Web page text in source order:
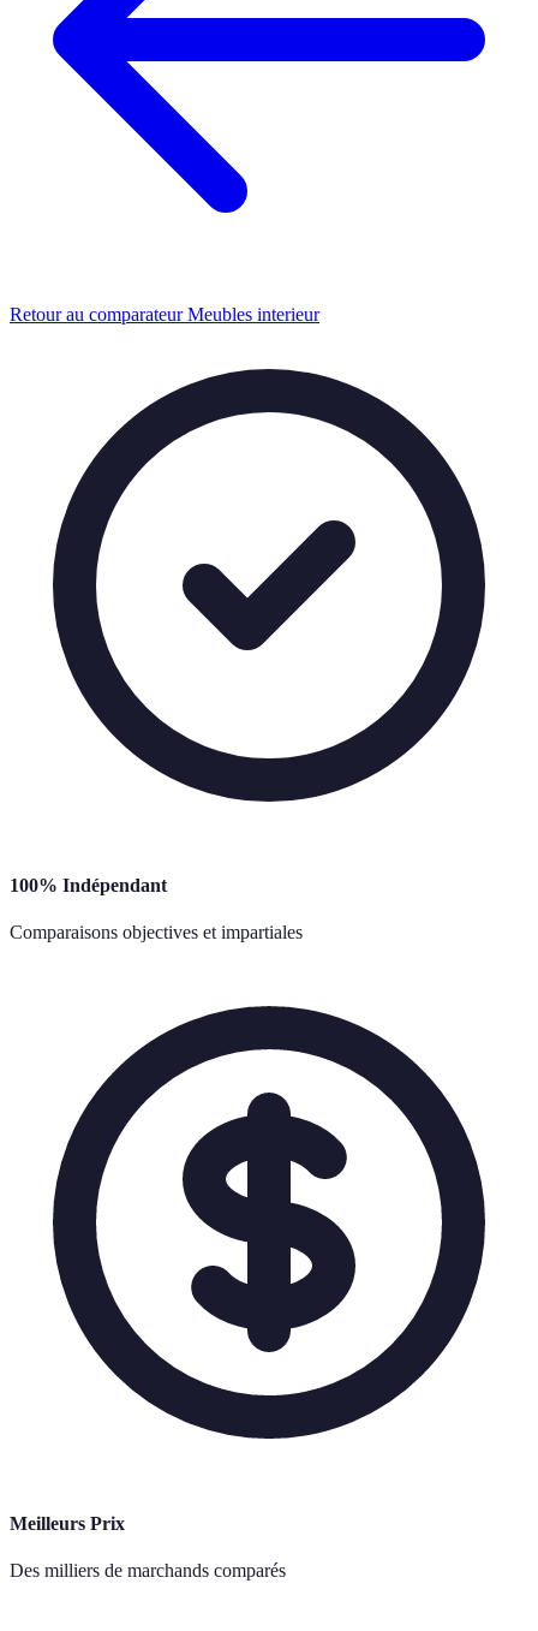
Retour au comparateur Meubles interieur
100% Indépendant
Comparaisons objectives et impartiales
Meilleurs Prix
Des milliers de marchands comparés